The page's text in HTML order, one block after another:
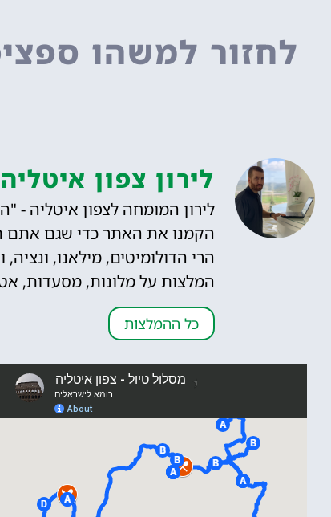
לחזור למשהו
לירון צפון איטליה
הקמנו את האתר כדי שגם אתם
הרי הדולומיטים, מילאנו,
המלצות על מלונות, מסעדות,
כל ההמלצות